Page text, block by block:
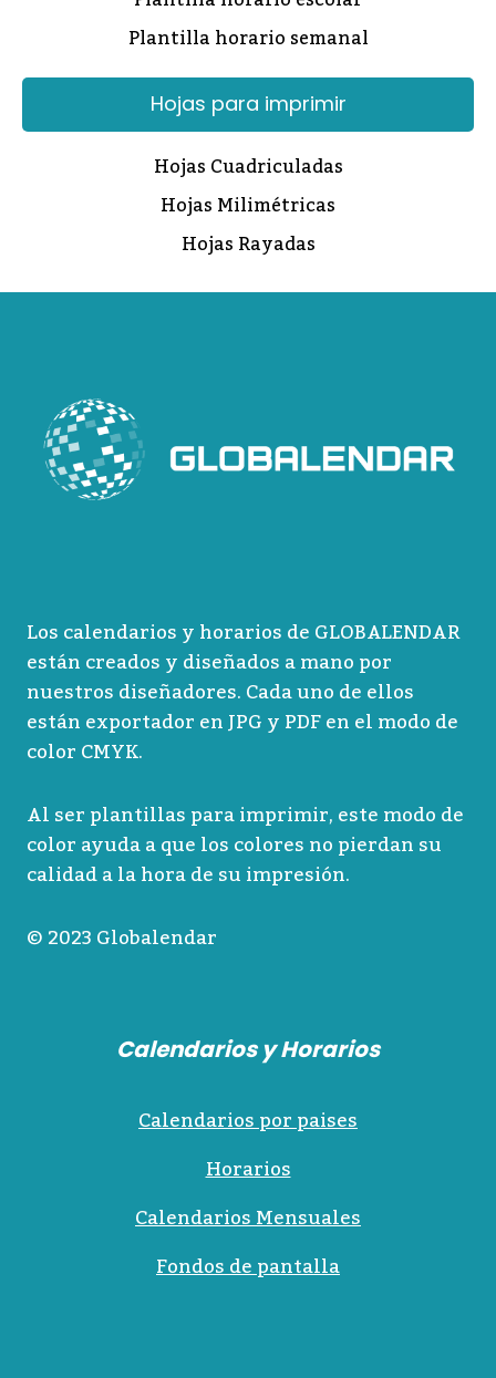
Plantilla horario semanal
Hojas para imprimir
Hojas Cuadriculadas
Hojas Milimétricas
Hojas Rayadas
Los calendarios y horarios de GLOBALENDAR
están creados y diseñados a mano por
nuestros diseñadores. Cada uno de ellos
están exportador en JPG y PDF en el modo de
color CMYK.
Al ser plantillas para imprimir, este modo de
color ayuda a que los colores no pierdan su
calidad a la hora de su impresión.
© 2023 Globalendar
Calendarios y Horarios
Calendarios por paises
Horarios
Calendarios Mensuales
Fondos de pantalla